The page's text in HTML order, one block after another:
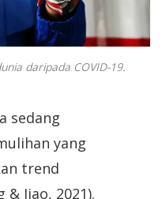
daripada COVID-19.
sedang
yang
trend
Jiao, 2021).